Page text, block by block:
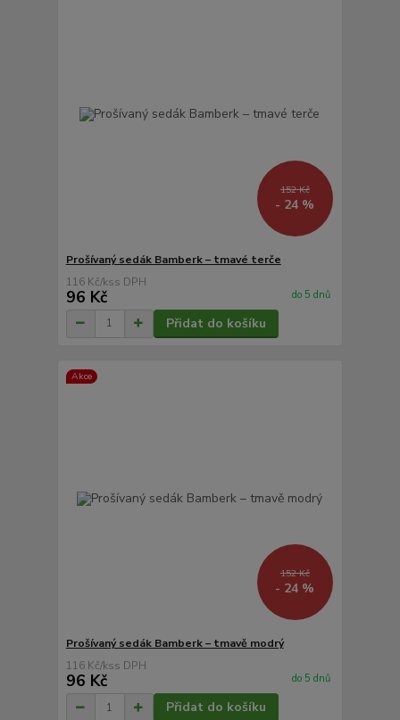
152 Kč
- 24 %
Prošívaný sedák Bamberk – tmavé terče
116 Kč/ks
96 Kč do 5 dnů
Přidat do košíku
Akce
152 Kč
- 24 %
Prošívaný sedák Bamberk – tmavě modrý
116 Kč/ks
96 Kč do 5 dnů
Přidat do košíku